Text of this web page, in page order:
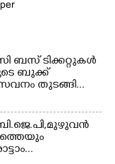
ബസ് ടിക്കറ്റുകൾ
ബുക്ക്
തുടങ്ങി...